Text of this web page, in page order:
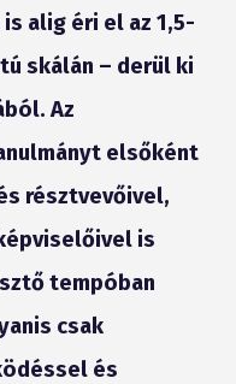
alig éri el az 1,5-
skálán – derül ki
Az
elsőként
résztvevőivel,
is
tempóban
csak
és